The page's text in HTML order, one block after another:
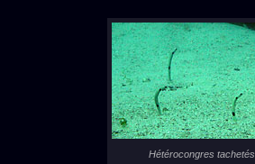
Hétérocongres tachetés